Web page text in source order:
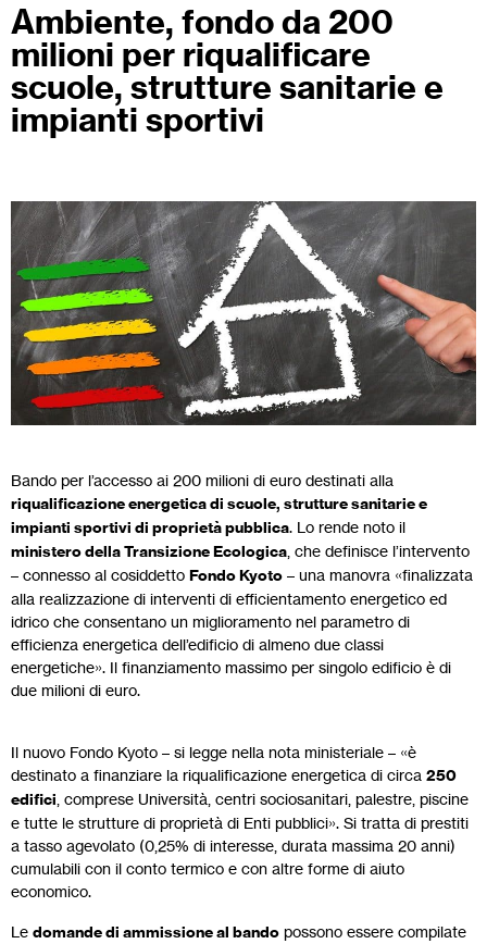
Ambiente, fondo da 200
milioni per riqualificare
scuole, strutture sanitarie e
impianti sportivi
Bando per l’accesso ai 200 milioni di euro destinati alla
riqualificazione energetica di scuole, strutture sanitarie e
impianti sportivi di proprietà pubblica. Lo rende noto il
ministero della Transizione Ecologica, che definisce l’intervento
– connesso al cosiddetto Fondo Kyoto – una manovra «finalizzata
alla realizzazione di interventi di efficientamento energetico ed
idrico che consentano un miglioramento nel parametro di
efficienza energetica dell’edificio di almeno due classi
energetiche». Il finanziamento massimo per singolo edificio è di
due milioni di euro.
Il nuovo Fondo Kyoto – si legge nella nota ministeriale – «è
destinato a finanziare la riqualificazione energetica di circa 250
edifici, comprese Università, centri sociosanitari, palestre, piscine
e tutte le strutture di proprietà di Enti pubblici». Si tratta di prestiti
a tasso agevolato (0,25% di interesse, durata massima 20 anni)
cumulabili con il conto termico e con altre forme di aiuto
economico.
Le domande di ammissione al bando possono essere compilate